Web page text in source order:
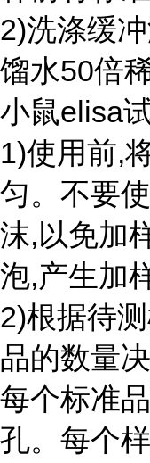
2)洗涤缓
馏水50倍稀
小鼠elisa
1)使用前,
匀。不要
沫,以免加
泡,产生加
2)根据待
品的数量
每个标准
孔。每个